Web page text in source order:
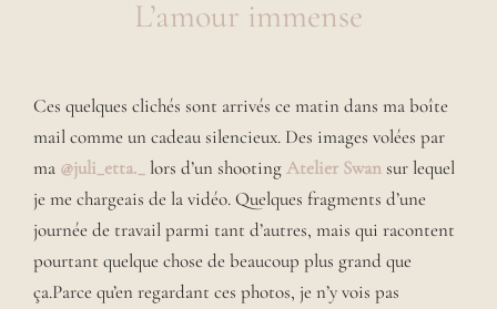
L’amour immense
Ces quelques clichés sont arrivés ce matin dans ma boîte
mail comme un cadeau silencieux. Des images volées par
ma @juli_etta._ lors d’un shootingAtelier Swansur lequel
je me chargeais de la vidéo. Quelques fragments d’une
journée de travail parmi tant d’autres, mais qui racontent
pourtant quelque chose de beaucoup plus grand que
ça.Parce qu’en regardant ces photos, je n’y vois pas